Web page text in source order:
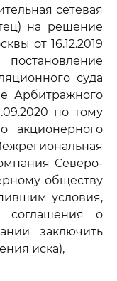
сетевая
на решение
от 16.12.2019
суда
Арбитражного
по тому
акционерного
Северо-
обществу
условия,
соглашения о
заключить
иска),